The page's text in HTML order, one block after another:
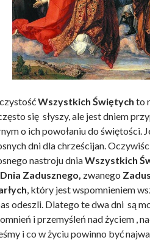
Wszystkich Świętych to
się słyszy, ale jest dniem
o ich powołaniu do świętości.
dni dla chrześcijan.
nastroju dniaWszystkich
Dnia Zadusznego, zwanego
, który jest wspomnieniem
odeszli. Dlatego te dwa dni są
i przemyśleń nad życiem ,
i co w życiu powinno być